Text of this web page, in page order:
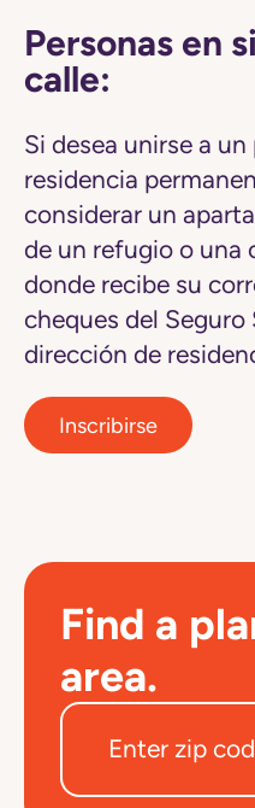
Personas en
calle:
Si desea unirse a
residencia
considerar un
de un refugio o una
donde recibe su
cheques del
dirección de
Inscribirse
Find a
area.